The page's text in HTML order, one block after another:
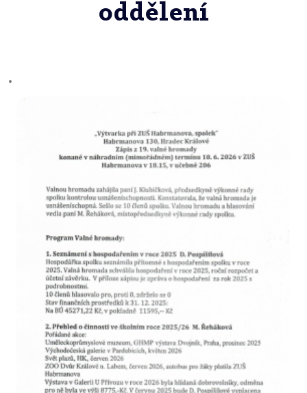
oddělení